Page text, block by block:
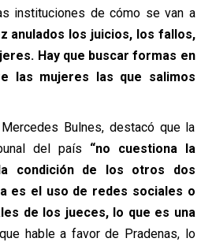
instituciones de cómo se van a
anulados los juicios, los fallos,
Hay que buscar formas en
las mujeres las que salimos
Bulnes, destacó que la
del país “no cuestiona la
condición de los otros dos
es el uso de redes sociales o
de los jueces, lo que es una
hable a favor de Pradenas, lo